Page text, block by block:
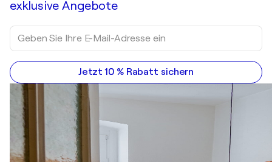
exklusive Angebote
Jetzt 10 % Rabatt sichern